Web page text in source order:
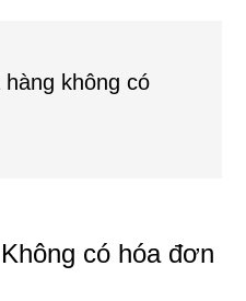
không có
có hóa đơn